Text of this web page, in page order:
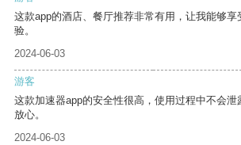
这款app的酒店、餐厅推荐非常有用，让我能够
验。
2024-06-03
游客
这款加速器app的安全性很高，使用过程中不会泄
放心。
2024-06-03